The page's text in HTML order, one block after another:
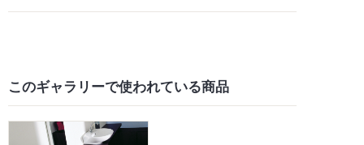
このギャラリーで使われている商品